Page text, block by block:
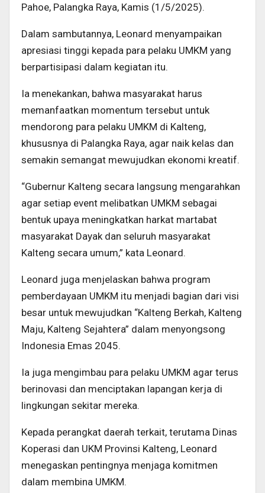
Pahoe, Palangka Raya, Kamis (1/5/2025).
Dalam sambutannya, Leonard menyampaikan
apresiasi tinggi kepada para pelaku UMKM yang
berpartisipasi dalam kegiatan itu.
Ia menekankan, bahwa masyarakat harus
memanfaatkan momentum tersebut untuk
mendorong para pelaku UMKM di Kalteng,
khususnya di Palangka Raya, agar naik kelas dan
semakin semangat mewujudkan ekonomi kreatif.
“Gubernur Kalteng secara langsung mengarahkan
agar setiap event melibatkan UMKM sebagai
bentuk upaya meningkatkan harkat martabat
masyarakat Dayak dan seluruh masyarakat
Kalteng secara umum,” kata Leonard.
Leonard juga menjelaskan bahwa program
pemberdayaan UMKM itu menjadi bagian dari visi
besar untuk mewujudkan “Kalteng Berkah, Kalteng
Maju, Kalteng Sejahtera” dalam menyongsong
Indonesia Emas 2045.
Ia juga mengimbau para pelaku UMKM agar terus
berinovasi dan menciptakan lapangan kerja di
lingkungan sekitar mereka.
Kepada perangkat daerah terkait, terutama Dinas
Koperasi dan UKM Provinsi Kalteng, Leonard
menegaskan pentingnya menjaga komitmen
dalam membina UMKM.